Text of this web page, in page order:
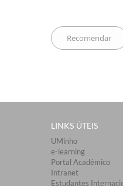
LINKS ÚTEIS​
UMinho
e-learning
Portal Académico
Intranet
Estudantes